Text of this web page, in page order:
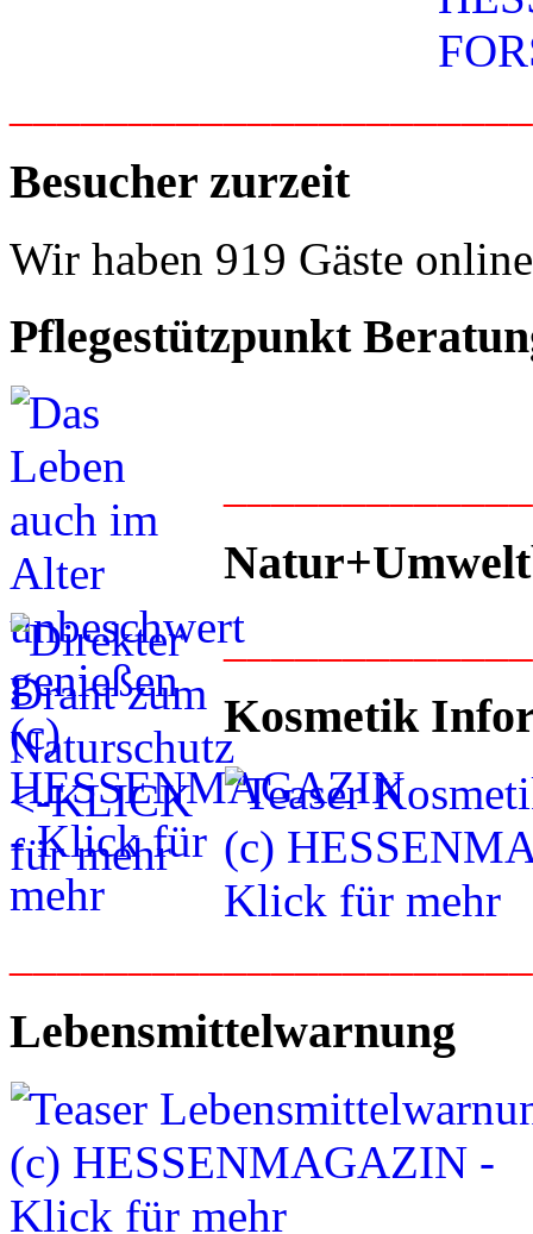
Besucher zurzeit
Wir haben 919 Gäste online
Pflegestützpunkt
Kosmetik
Lebensmittelwarnung